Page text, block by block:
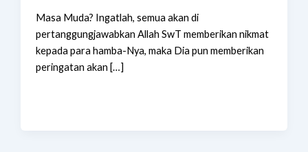
Masa Muda? Ingatlah, semua akan di
pertanggungjawabkan Allah SwT memberikan nikmat
kepada para hamba-Nya, maka Dia pun memberikan
peringatan akan […]